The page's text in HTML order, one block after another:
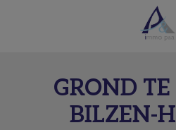
GROND
BILZEN-